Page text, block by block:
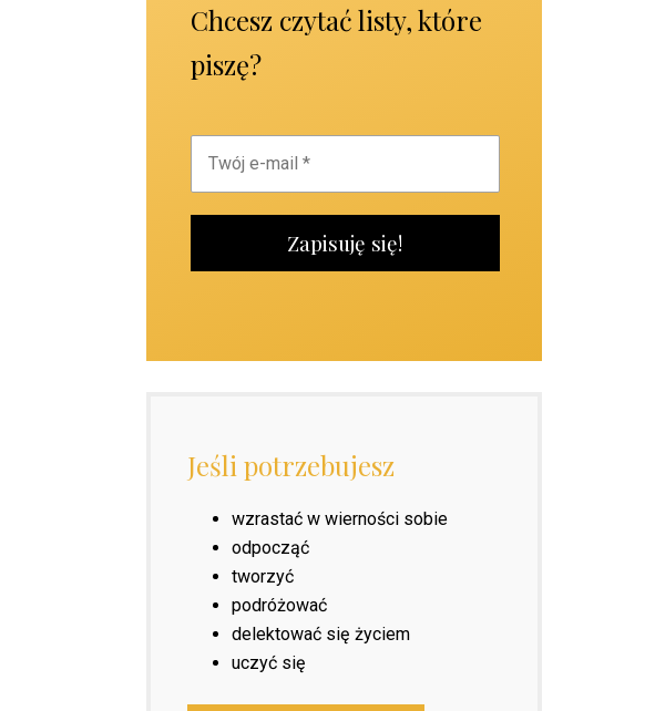
Chcesz czytać listy, które
piszę?
Jeśli potrzebujesz
wzrastać w wierności sobie
odpocząć
tworzyć
podróżować
delektować się życiem
uczyć się